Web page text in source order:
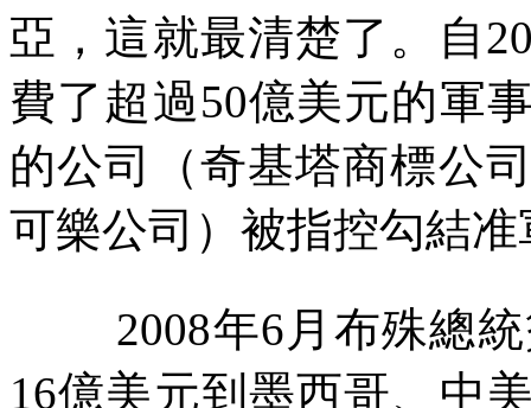
亞，這就最清楚了。自
費了超過50億美元的軍
的公司（奇基塔商標公
可樂公司）被指控勾結
2008年6 月布殊總
16億美元到墨西哥、中